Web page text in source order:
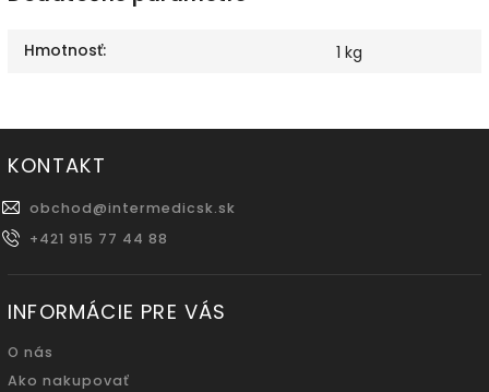
Hmotnosť: 1 kg
KONTAKT
obchod@intermedicsk.sk
+421 915 77 44 88
INFORMÁCIE PRE VÁS
O nás
Ako nakupovať